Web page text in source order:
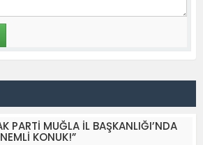
PARTİ MUĞLA İL BAŞKANLIĞI’NDA
KONUK!”